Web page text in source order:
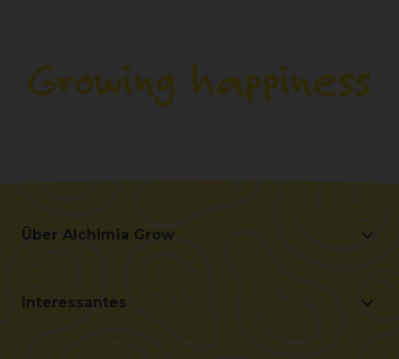
Über Alchimia Grow
Lage und Kontakt
Interessantes